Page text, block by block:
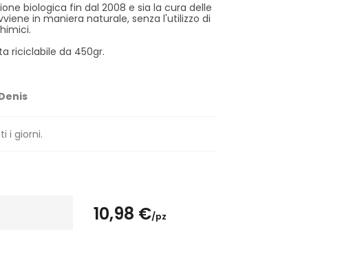
biologica fin dal 2008 e sia la cura delle
in maniera naturale, senza l'utilizzo di
riciclabile da 450gr.
i giorni.
10,98 €/pz